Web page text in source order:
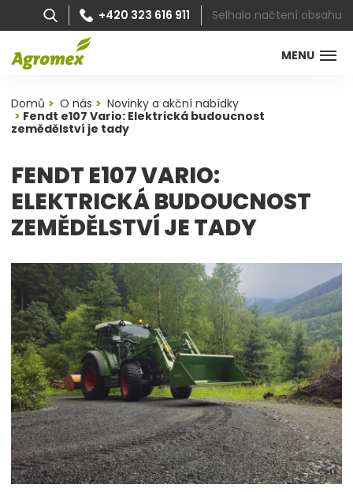
MENU
+420 323 616 911 Selhalo načtení obsahu
Domů O nás
Novinky a akční nabídky
Fendt e107 Vario: Elektrická budoucnost
zemědělství je tady
FENDT E107 VARIO:
ELEKTRICKÁ BUDOUCNOST
ZEMĚDĚLSTVÍ JE TADY